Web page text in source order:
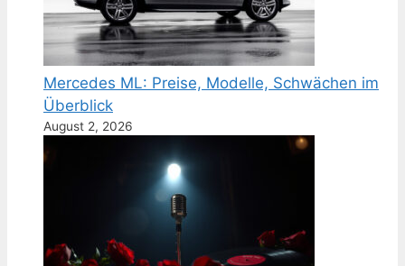
Mercedes ML: Preise, Modelle, Schwächen im
Überblick
August 2, 2026